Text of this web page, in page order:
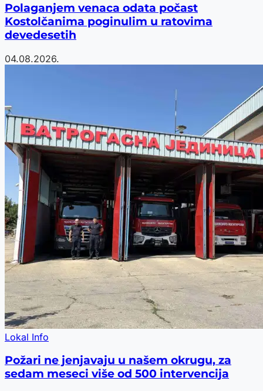
Polaganjem venaca odata počast
Kostolčanima poginulim u ratovima
devedesetih
04.08.2026.
Lokal Info
Požari ne jenjavaju u našem okrugu, za
sedam meseci više od 500 intervencija